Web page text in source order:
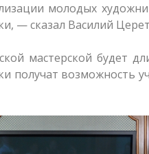
молодых
— сказал Василий
мастерской будет
получат возможность